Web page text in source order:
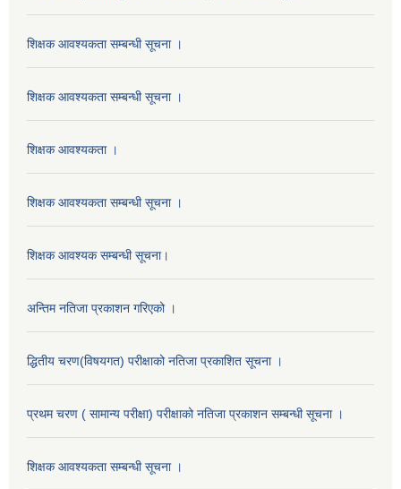
शिक्षक आवश्यकता सम्बन्धी सूचना ।
शिक्षक आवश्यकता सम्बन्धी सूचना ।
शिक्षक आवश्यकता ।
शिक्षक आवश्यकता सम्बन्धी सूचना ।
शिक्षक आवश्यक सम्बन्धी सूचना।
अन्तिम नतिजा प्रकाशन गरिएको ।
द्धितीय चरण(विषयगत) परीक्षाको नतिजा प्रकाशित सूचना ।
प्रथम चरण ( सामान्य परीक्षा) परीक्षाको नतिजा प्रकाशन सम्बन्धी सूचना ।
शिक्षक आवश्यकता सम्बन्धी सूचना ।